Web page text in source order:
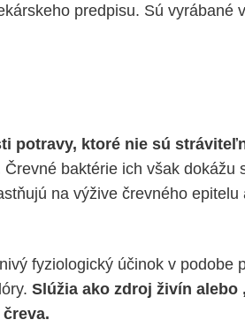
predpisu. Sú vyrábané
potravy, ktoré nie sú
Črevné baktérie ich však dokážu
na výžive črevného
fyziologický účinok v podobe
Slúžia ako zdroj živín alebo